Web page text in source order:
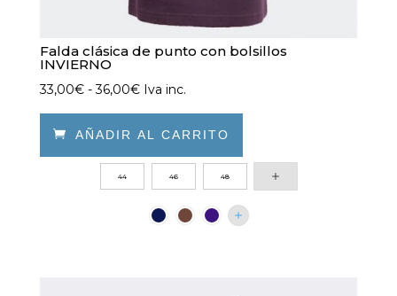
Falda clásica de punto con bolsillos
INVIERNO
33,00€ - 36,00€Rango
de
precios:
desde
33,00€
36,00€
Iva inc.
 AÑADIR AL CARRITO
44 46 48